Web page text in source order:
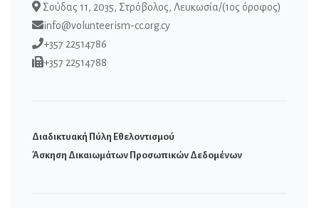
Σούδας 11, 2035, Στρόβολος, Λευκωσία/(1ος όροφος)
info@volunteerism-cc.org.cy
+357 22514786
+357 22514788
Διαδικτυακή Πύλη Εθελοντισμού
Άσκηση Δικαιωμάτων Προσωπικών Δεδομένων